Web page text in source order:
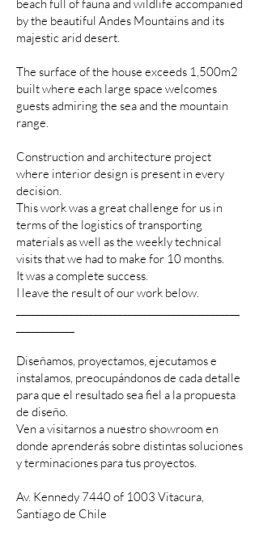
beach full of fauna and wildlife accompanied
by the beautiful Andes Mountains and its
majestic arid desert.
The surface of the house exceeds 1,500m2
built where each large space welcomes
guests admiring the sea and the mountain
range.
Construction and architecture project
where interior design is present in every
decision.
This work was a great challenge for us in
terms of the logistics of transporting
materials as well as the weekly technical
visits that we had to make for 10 months.
It was a complete success.
I leave the result of our work below.
Diseñamos, proyectamos, ejecutamos e
instalamos, preocupándonos de cada detalle
para que el resultado sea fiel a la propuesta
de diseño.
Ven a visitarnos a nuestro showroom en
donde aprenderás sobre distintas soluciones
y terminaciones para tus proyectos.
Av. Kennedy 7440 of 1003 Vitacura,
Santiago de Chile